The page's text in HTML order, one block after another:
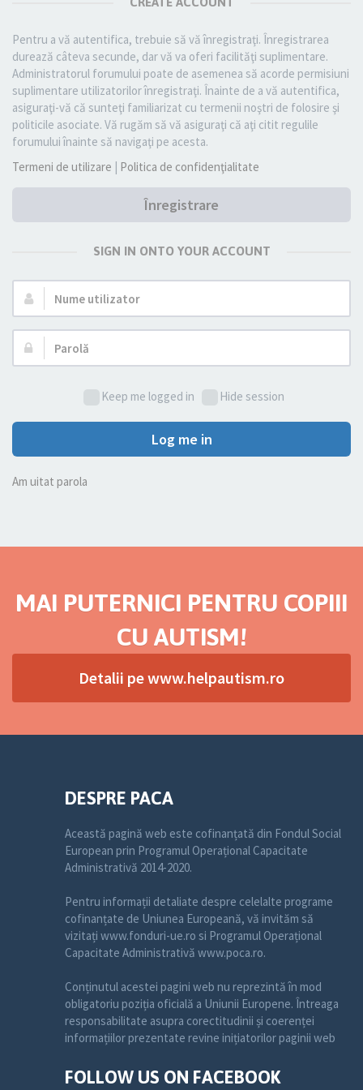
Pentru a vă autentifica, trebuie să vă înregistraţi. Înregistrarea
durează câteva secunde, dar vă va oferi facilităţi suplimentare.
Administratorul forumului poate de asemenea să acorde permisiuni
suplimentare utilizatorilor înregistraţi. Înainte de a vă autentifica,
asiguraţi-vă că sunteţi familiarizat cu termenii noştri de folosire şi
politicile asociate. Vă rugăm să vă asiguraţi că aţi citit regulile
forumului înainte să navigaţi pe acesta.
Termeni de utilizare | Politica de confidenţialitate
Înregistrare
SIGN IN ONTO YOUR ACCOUNT
Nume
utilizator:
Parolă:
Keep me logged in Hide session
Log me in
Am uitat parola
MAI PUTERNICI PENTRU COPIII
CU AUTISM!
Detalii pe www.helpautism.ro
DESPRE PACA
Această pagină web este cofinanțată din Fondul Social
European prin Programul Operațional Capacitate
Administrativă 2014-2020.
Pentru informații detaliate despre celelalte programe
cofinanțate de Uniunea Europeană, vă invităm să
vizitați www.fonduri-ue.ro si Programul Operațional
Capacitate Administrativă www.poca.ro.
Conținutul acestei pagini web nu reprezintă în mod
obligatoriu poziția oficială a Uniunii Europene. Întreaga
responsabilitate asupra corectitudinii și coerenței
informațiilor prezentate revine inițiatorilor paginii web
FOLLOW US ON FACEBOOK